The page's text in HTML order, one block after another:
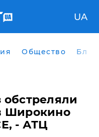
UA
Общество
Широкино
- АТЦ